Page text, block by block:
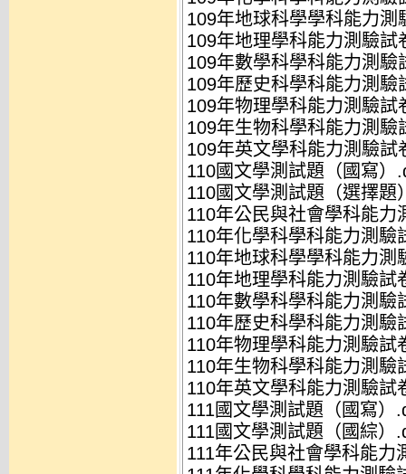
109年地球科學學科能力測
109年地理學科能力測驗試
109年數學科學科能力測驗
109年歷史科學科能力測驗
109年物理學科能力測驗試
109年生物科學科能力測驗
109年英文學科能力測驗試
110國文學測試題（國寫）
110國文學測試題（選擇題
110年公民與社會學科能力
110年化學科學科能力測驗
110年地球科學學科能力測
110年地理學科能力測驗試
110年數學科學科能力測驗
110年歷史科學科能力測驗
110年物理學科能力測驗試
110年生物科學科能力測驗
110年英文學科能力測驗試
111國文學測試題（國寫）
111國文學測試題（國綜）
111年公民與社會學科能力